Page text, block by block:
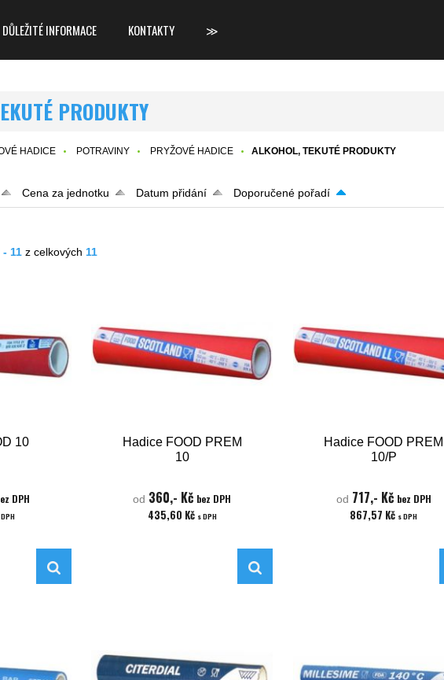
DŮLEŽITÉ INFORMACE KONTAKTY ≫
PRODUKTY
HADICE POTRAVINY PRYŽOVÉ HADICE ALKOHOL, TEKUTÉ PRODUKTY
Cena za jednotku Datum přidání Doporučené pořadí
- 11 z celkových 11
10
DPH
Hadice FOOD PREM
10
od 360,- Kč bez DPH
435,60 Kč s DPH
Hadice FOOD PREM
10/P
od 717,- Kč bez DPH
867,57 Kč s DPH